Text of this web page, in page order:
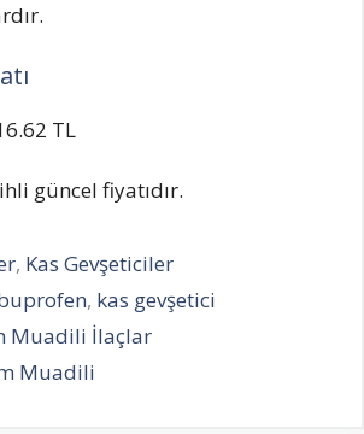
TL
güncel fiyatıdır.
, Kas Gevşeticiler
, kas gevşetici
Muadili İlaçlar
Muadili